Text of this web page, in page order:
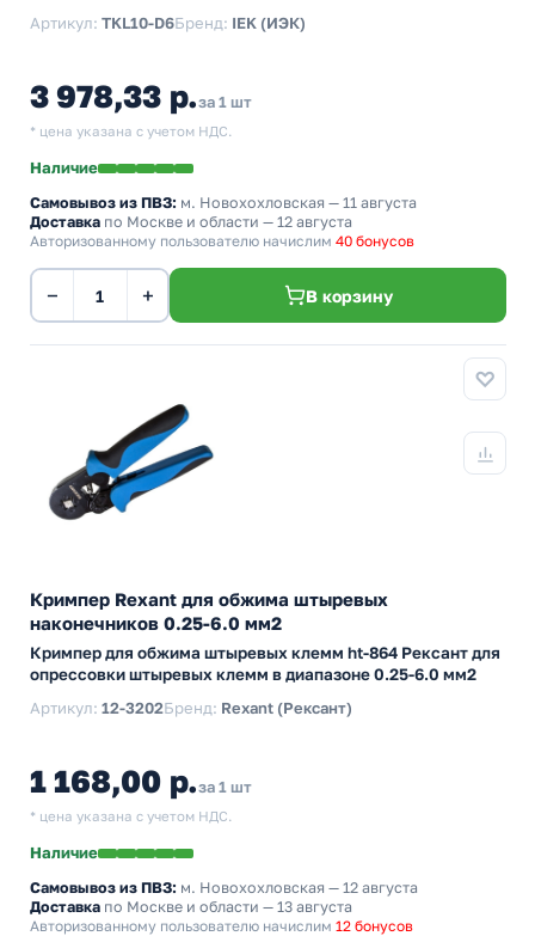
Артикул: TKL10-D6Бренд: IEK (ИЭК)
3 978,33 р.за 1 шт
* цена указана с учетом НДС.
Наличие
Самовывоз из ПВЗ: м. Новохохловская — 11 августа
Доставка по Москве и области — 12 августа
Авторизованному пользователю начислим 40 бонусов
− + В корзину
Кримпер Rexant для обжима штыревых
наконечников 0.25-6.0 мм2
Кримпер для обжима штыревых клемм ht-864 Рексант для
опрессовки штыревых клемм в диапазоне 0.25-6.0 мм2
Артикул: 12-3202Бренд: Rexant (Рексант)
1 168,00 р.за 1 шт
* цена указана с учетом НДС.
Наличие
Самовывоз из ПВЗ: м. Новохохловская — 12 августа
Доставка по Москве и области — 13 августа
Авторизованному пользователю начислим 12 бонусов